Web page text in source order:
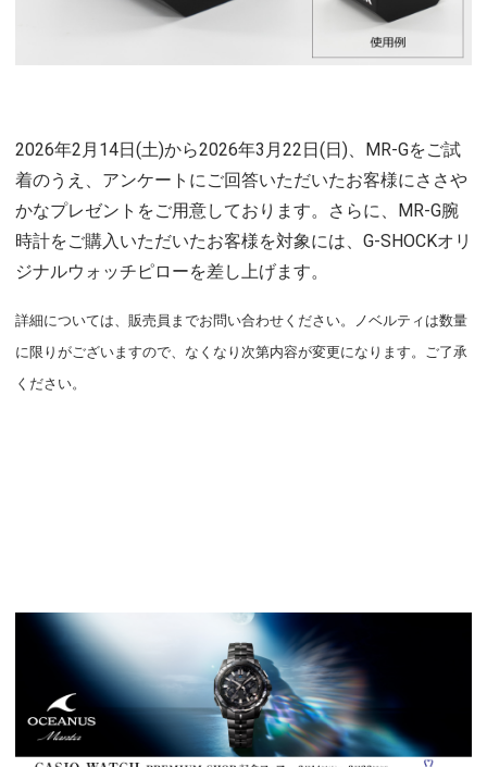
2026年2月14日(土)から2026年3月22日(日)、MR-Gをご試
着のうえ、アンケートにご回答いただいたお客様にささや
かなプレゼントをご用意しております。さらに、MR-G腕
時計をご購入いただいたお客様を対象には、G-SHOCKオリ
ジナルウォッチピローを差し上げます。
詳細については、販売員までお問い合わせください。ノベルティは数量
に限りがございますので、なくなり次第内容が変更になります。ご了承
ください。